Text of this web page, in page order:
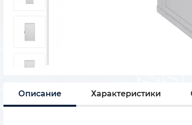
Описание Характеристики